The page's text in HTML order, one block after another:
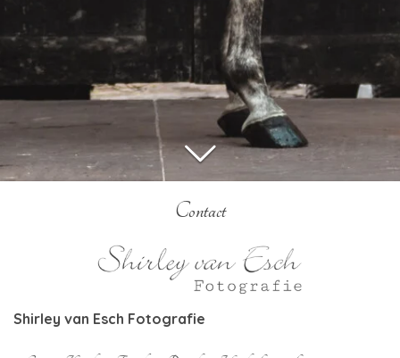
Contact
Shirley van Esch Fotografie